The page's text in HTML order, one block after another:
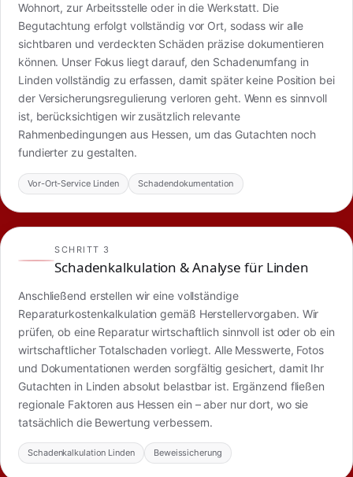
Wohnort, zur Arbeitsstelle oder in die Werkstatt. Die
Begutachtung erfolgt vollständig vor Ort, sodass wir alle
sichtbaren und verdeckten Schäden präzise dokumentieren
können. Unser Fokus liegt darauf, den Schadenumfang in
Linden vollständig zu erfassen, damit später keine Position bei
der Versicherungsregulierung verloren geht. Wenn es sinnvoll
ist, berücksichtigen wir zusätzlich relevante
Rahmenbedingungen aus Hessen, um das Gutachten noch
fundierter zu gestalten.
Vor-Ort-Service Linden Schadendokumentation
SCHRITT 3
Schadenkalkulation & Analyse für Linden
Anschließend erstellen wir eine vollständige
Reparaturkostenkalkulation gemäß Herstellervorgaben. Wir
prüfen, ob eine Reparatur wirtschaftlich sinnvoll ist oder ob ein
wirtschaftlicher Totalschaden vorliegt. Alle Messwerte, Fotos
und Dokumentationen werden sorgfältig gesichert, damit Ihr
Gutachten in Linden absolut belastbar ist. Ergänzend fließen
regionale Faktoren aus Hessen ein – aber nur dort, wo sie
tatsächlich die Bewertung verbessern.
Schadenkalkulation Linden Beweissicherung